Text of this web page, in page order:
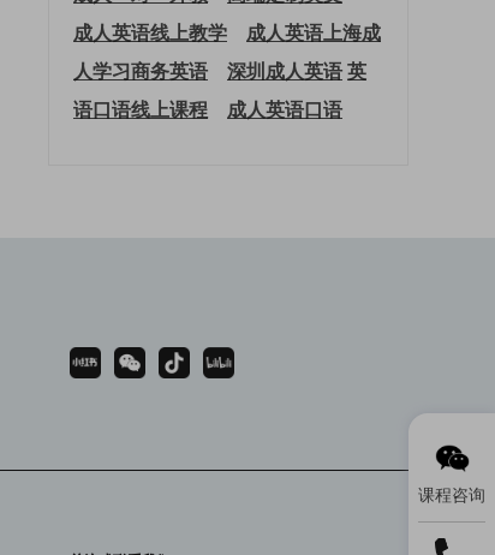
成人英语线上教学
成人英语上海成
人学习商务英语
深圳成人英语英
语口语线上课程
成人英语口语
课程咨询